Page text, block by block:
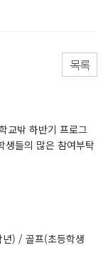
목록
교밖 하반기 프로그
생들의 많은 참여부탁
) / 골프(초등학생